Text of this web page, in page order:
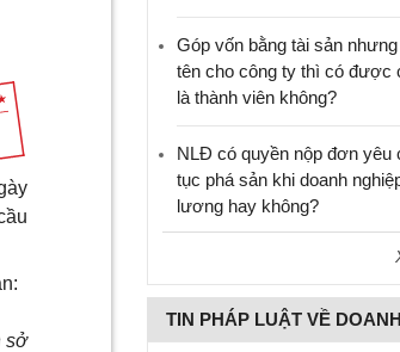
sở
Góp vốn bằng tài sản
tên cho công ty thì có được
là thành viên không?
NLĐ có quyền nộp đơn yêu
tục phá sản khi doanh
lương hay không?
TIN PHÁP LUẬT VỀ